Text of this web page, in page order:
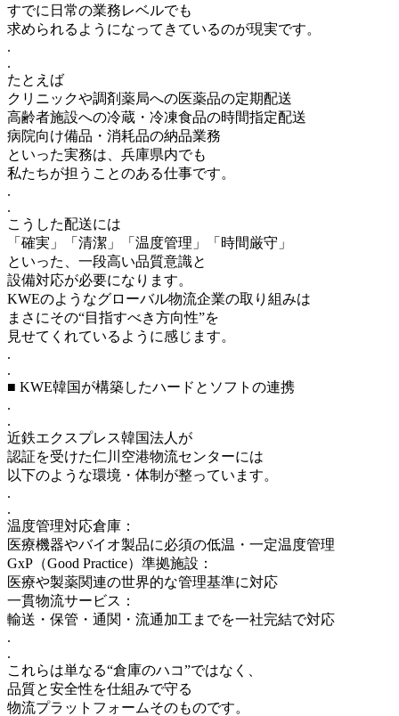
すでに日常の業務レベルでも
求められるようになってきているのが現実です。
.
.
たとえば
クリニックや調剤薬局への医薬品の定期配送
高齢者施設への冷蔵・冷凍食品の時間指定配送
病院向け備品・消耗品の納品業務
といった実務は、兵庫県内でも
私たちが担うことのある仕事です。
.
.
こうした配送には
「確実」「清潔」「温度管理」「時間厳守」
といった、一段高い品質意識と
設備対応が必要になります。
KWEのようなグローバル物流企業の取り組みは
まさにその“目指すべき方向性”を
見せてくれているように感じます。
.
.
■ KWE韓国が構築したハードとソフトの連携
.
.
近鉄エクスプレス韓国法人が
認証を受けた仁川空港物流センターには
以下のような環境・体制が整っています。
.
.
温度管理対応倉庫：
医療機器やバイオ製品に必須の低温・一定温度管理
GxP（Good Practice）準拠施設：
医療や製薬関連の世界的な管理基準に対応
一貫物流サービス：
輸送・保管・通関・流通加工までを一社完結で対応
.
.
これらは単なる“倉庫のハコ”ではなく、
品質と安全性を仕組みで守る
物流プラットフォームそのものです。